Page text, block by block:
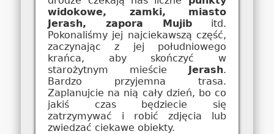
widokowe, zamki, miasto
Jerash, zapora Mujibitd.
Pokonaliśmy jej najciekawszą część,
zaczynając z jej południowego
krańca, aby skończyć w
starożytnym mieście Jerash.
Bardzo przyjemna trasa.
Zaplanujcie na nią cały dzień, bo co
jakiś czas będziecie się
zatrzymywać i robić zdjęcia lub
zwiedzać ciekawe obiekty.